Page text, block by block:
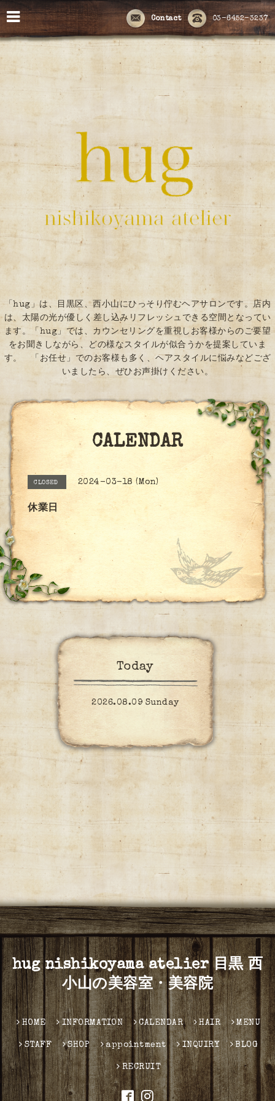
03-6452-3237
Contact
「hug」は、目黒区、西小山にひっそり佇むヘアサロンです。店内
は、太陽の光が優しく差し込みリフレッシュできる空間となってい
ます。「hug」では、カウンセリングを重視しお客様からのご要望
をお聞きしながら、どの様なスタイルが似合うかを提案していま
す。 「お任せ」でのお客様も多く、ヘアスタイルに悩みなどござ
いましたら、ぜひお声掛けください。
CALENDAR
CLOSED 2024-03-18 (Mon)
休業日
Today
2026.08.09 Sunday
hug nishikoyama atelier 目黒 西
小山の美容室・美容院
HOME INFORMATION CALENDAR HAIR MENU
STAFF SHOP appointment INQUIRY BLOG
RECRUIT